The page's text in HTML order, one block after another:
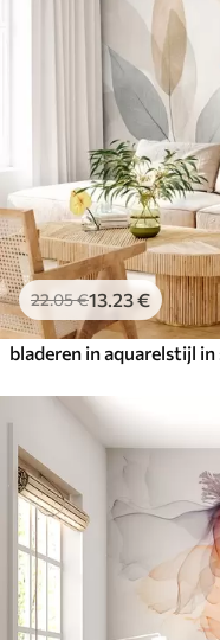
22.05€13 .23€